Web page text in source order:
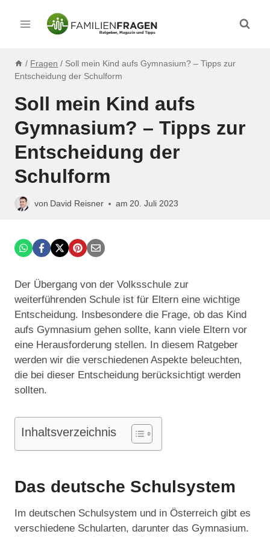
Inhalt
/ Fragen / Soll mein Kind aufs Gymnasium? – Tipps zur
Entscheidung der Schulform
Soll mein Kind aufs
Gymnasium? – Tipps zur
Entscheidung der
Schulform
von David Reisner am 20. Juli 2023
Der Übergang von der Volksschule zur
weiterführenden Schule ist für Eltern eine wichtige
Entscheidung. Insbesondere die Frage, ob das Kind
aufs Gymnasium gehen sollte, kann viele Eltern vor
eine Herausforderung stellen. In diesem Ratgeber
werden wir die verschiedenen Aspekte beleuchten,
die bei dieser Entscheidung berücksichtigt werden
sollten.
Inhaltsverzeichnis
Das deutsche Schulsystem
Im deutschen Schulsystem und in Österreich gibt es
verschiedene Schularten, darunter das Gymnasium.